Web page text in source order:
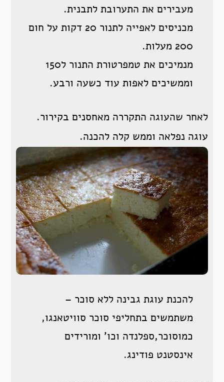
מעבירים את התערובת לתבנית.
מכניסים לאפייה לתנור 20 דקות על חום
200 מעלות.
מנמיכים את טמפרטורת התנור ל150
וממשיכים לאפות עוד כשעה ורבע.
לאחר שהעוגה התקררה מאחסנים בקירור.
עוגה נפלאה וממש קלה להכנה.
להכנת עוגת גבינה ללא סוכר –
משתמשים בתחליפי סוכר סוויטאנגו,
כמוסוכר,ספלנדה וכו’ ומורידים
אינסטנט פודינג.